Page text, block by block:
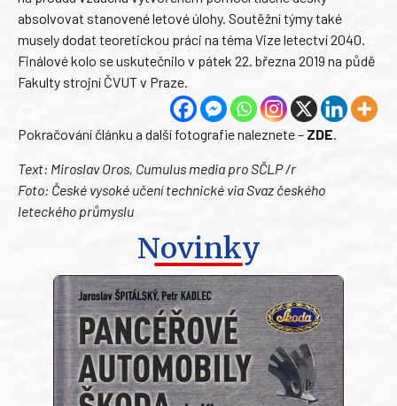
absolvovat stanovené letové úlohy. Soutěžní týmy také
musely dodat teoretickou práci na téma Vize letectví 2040.
Finálové kolo se uskutečnilo v pátek 22. března 2019 na půdě
Fakulty strojní ČVUT v Praze.
Pokračování článku a další fotografie naleznete – ZDE.
Text: Miroslav Oros, Cumulus media pro SČLP /r
Foto: České vysoké učení technické via Svaz českého
leteckého průmyslu
Novinky